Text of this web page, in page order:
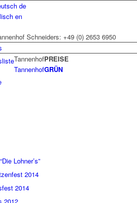
de
en
Schneiders: +49 (0) 2653 6950
TannenhofPREISE
TannenhofGRÜN
Lohner’s”
2014
2014